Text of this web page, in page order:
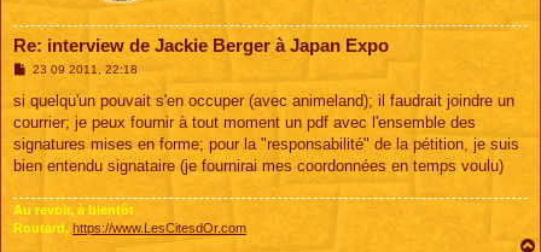
Re: interview de Jackie Berger à Japan Expo
M
s
a
g
e
23 09 2011, 22:18
si quelqu'un pouvait s'en occuper (avec animeland); il faudrait joindre un
courrier; je peux fournir à tout moment un pdf avec l'ensemble des
signatures mises en forme; pour la "responsabilité" de la pétition, je suis
bien entendu signataire (je fournirai mes coordonnées en temps voulu)
Au revoir, à bientôt
Routard, https://www.LesCitesdOr.com